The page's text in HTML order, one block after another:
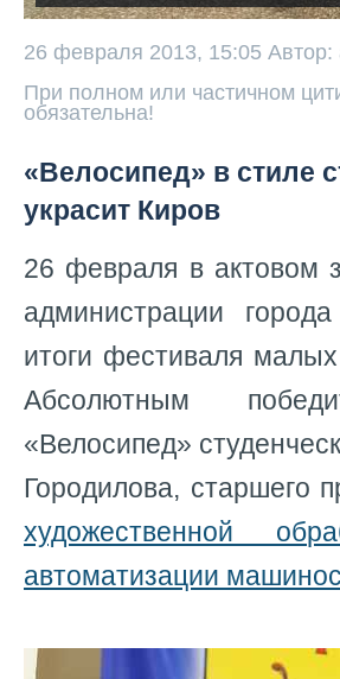
26 февраля 2013, 15:05 Автор:
При полном или частичном
обязательна!
«Велосипед» в стиле
украсит Киров
26 февраля в актовом
администрации
итоги фестиваля
Абсолютным
«Велосипед»
Городилова, старшего
художественной
автоматизации